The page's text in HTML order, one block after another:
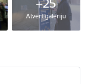
+25
Atvērt galeriju